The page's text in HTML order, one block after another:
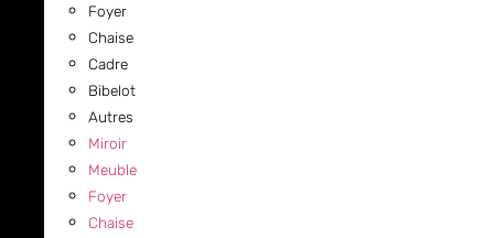
Foyer
Chaise
Cadre
Bibelot
Autres
Miroir
Meuble
Foyer
Chaise